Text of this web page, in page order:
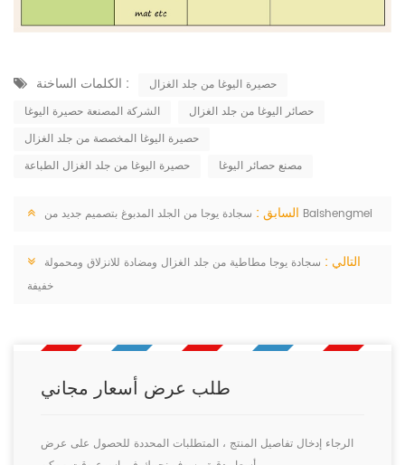
الكلمات الساخنة :
حصيرة اليوغا من جلد الغزال
الشركة المصنعة حصيرة اليوغا
حصائر اليوغا من جلد الغزال
حصيرة اليوغا المخصصة من جلد الغزال
حصيرة اليوغا من جلد الغزال الطباعة
مصنع حصائر اليوغا
السابق : سجادة يوجا من الجلد المدبوغ بتصميم جديد من Baishengmei
التالي : سجادة يوجا مطاطية من جلد الغزال ومضادة للانزلاق ومحمولة
خفيفة
طلب عرض أسعار مجاني
الرجاء إدخال تفاصيل المنتج ، المتطلبات المحددة للحصول على عرض